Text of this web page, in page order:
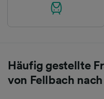
Häufig gestellte
von Fellbach